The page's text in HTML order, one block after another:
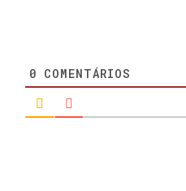
0 COMENTÁRIOS